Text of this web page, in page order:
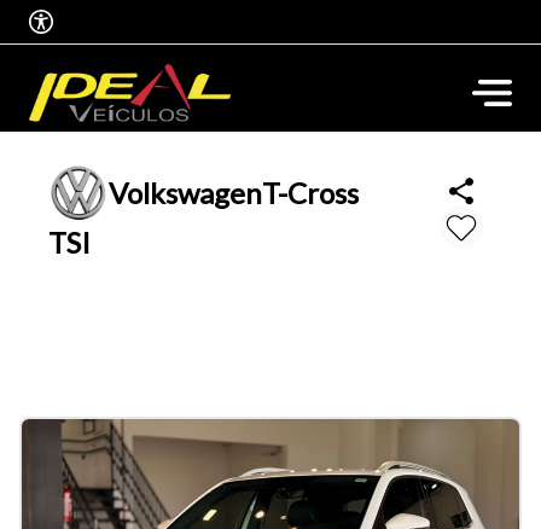
VolkswagenT-Cross
TSI